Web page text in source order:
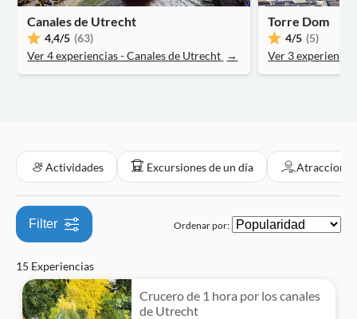
Canales de Utrecht
4,4/5 (63)
Ver 4 experiencias - Canales de Utrecht →
Torre Dom
4/5 (5)
Ver 3
Visita guiada
Naturaleza
Actividades acuáticas
Cultura e historia
Visitas a monumentos
Viajes por una buena causa
Monumentos
Entradas y eventos
Actividades Excursiones de un día
Filter Ordenar por:
15 Experiencias
Crucero de 1 hora por los canales
de Utrecht